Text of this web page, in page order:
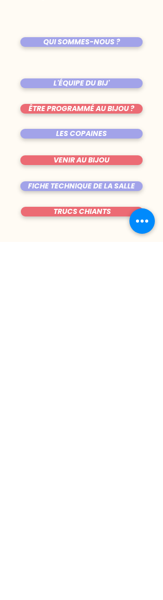
QUI SOMMES-NOUS ?
L'ÉQUIPE DU BIJ'
ÊTRE PROGRAMMÉ AU BIJOU ?
LES COPAINES
VENIR AU BIJOU
FICHE TECHNIQUE DE LA SALLE
TRUCS CHIANTS